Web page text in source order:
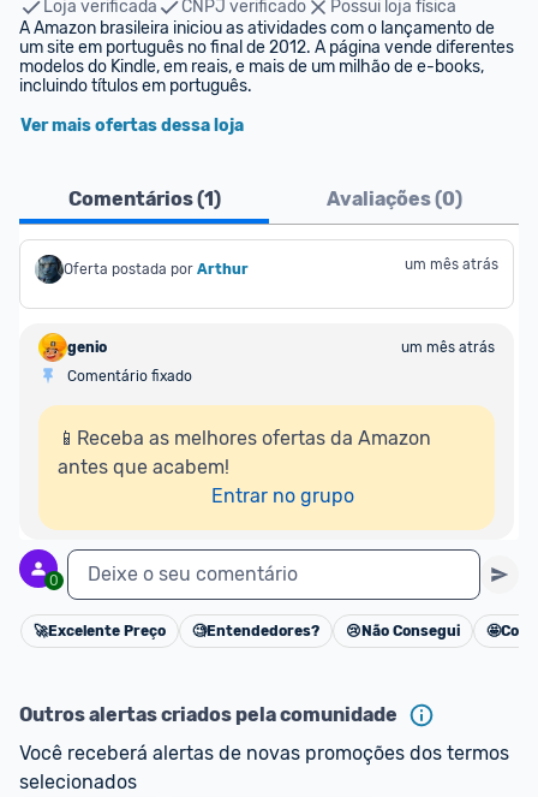
Loja verificada
CNPJ verificado
Possui loja física
A Amazon brasileira iniciou as atividades com o lançamento de
um site em português no final de 2012. A página vende diferentes
modelos do Kindle, em reais, e mais de um milhão de e-books,
incluindo títulos em português.
Ver mais ofertas dessa loja
Comentários (1) Avaliações (0)
Oferta postada por Arthur um mês atrás
genio
um mês atrás
Comentário fixado
📱Receba as melhores ofertas da Amazon
antes que acabem!
Entrar no grupo
0 Deixe o seu comentário
Cancelar
🚀Excelente Preço 🧐Entendedores? 😢 Não Consegui 🤩
Outros alertas criados pela comunidade
Você receberá alertas de novas promoções dos termos
selecionados